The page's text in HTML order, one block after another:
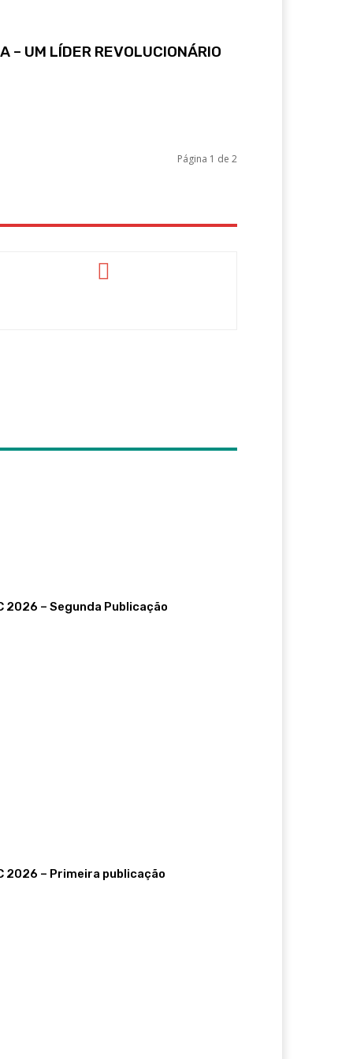
– UM LÍDER REVOLUCIONÁRIO
Página 1 de 2
2026 – Segunda Publicação
2026 – Primeira publicação